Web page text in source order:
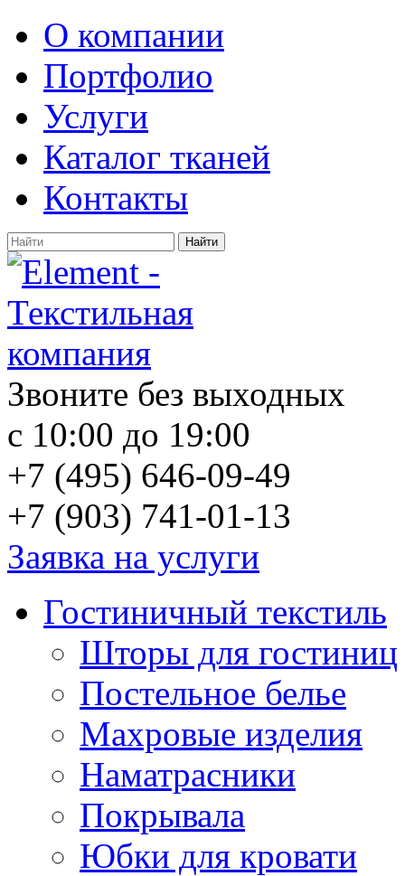
О компании
Портфолио
Услуги
Каталог тканей
Контакты
Найти
Звоните без выходных
с 10:00 до 19:00
+7 (495) 646-09-49
+7 (903) 741-01-13
Заявка на услуги
Гостиничный текстиль
Шторы для гостиниц
Постельное белье
Махровые изделия
Наматрасники
Покрывала
Юбки для кровати